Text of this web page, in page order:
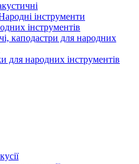
інструменти
інструментів
каподастри для народних
для народних інструментів